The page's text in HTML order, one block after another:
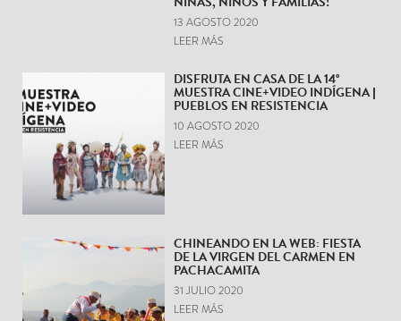
13 AGOSTO 2020
LEER MÁS
DISFRUTA EN CASA DE LA 14°
MUESTRA CINE+VIDEO INDÍGENA |
PUEBLOS EN RESISTENCIA
10 AGOSTO 2020
LEER MÁS
CHINEANDO EN LA WEB: FIESTA
DE LA VIRGEN DEL CARMEN EN
PACHACAMITA
31 JULIO 2020
LEER MÁS